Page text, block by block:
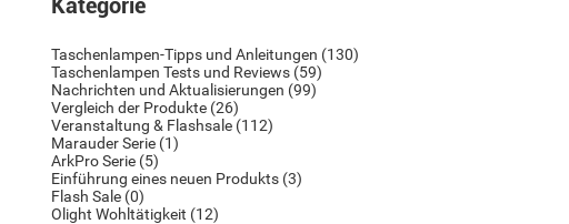
Kategorie
Taschenlampen-Tipps und Anleitungen (130)
Taschenlampen Tests und Reviews (59)
Nachrichten und Aktualisierungen (99)
Vergleich der Produkte (26)
Veranstaltung & Flashsale (112)
Marauder Serie (1)
ArkPro Serie (5)
Einführung eines neuen Produkts (3)
Flash Sale (0)
Olight Wohltätigkeit (12)